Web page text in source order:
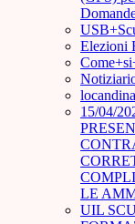
Elezioni
15/04/
LE
UIL